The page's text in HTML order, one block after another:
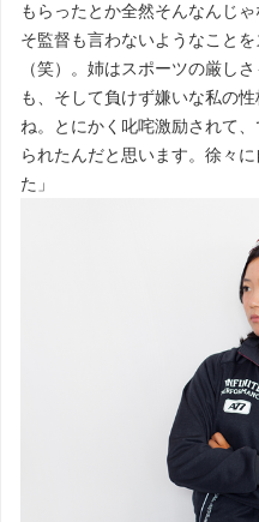
もらったとか全然そんなんじ
そ監督も言わないようなこと
（笑）。姉はスポーツの厳し
も、そして負けず嫌いな私の
ね。とにかく叱咤激励されて
られたんだと思います。徐々
た」